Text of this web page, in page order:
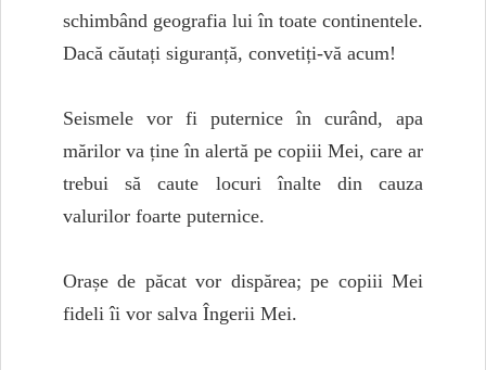
schimbând geografia lui în toate continentele.
Dacă căutați siguranță, convetiți-vă acum!
Seismele vor fi puternice în curând, apa
mărilor va ține în alertă pe copiii Mei, care ar
trebui să caute locuri înalte din cauza
valurilor foarte puternice.
Orașe de păcat vor dispărea; pe copiii Mei
fideli îi vor salva Îngerii Mei.